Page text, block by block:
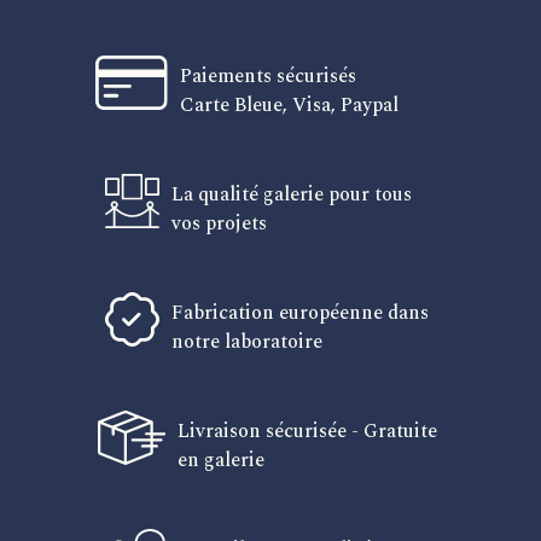
Paiements sécurisés
Carte Bleue, Visa, Paypal
La qualité galerie pour tous
vos projets
Fabrication européenne dans
notre laboratoire
Livraison sécurisée - Gratuite
en galerie